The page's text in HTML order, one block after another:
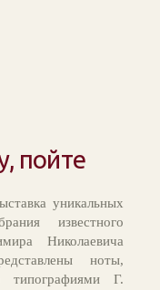
пойте
уникальных
известного
Николаевича
ноты,
типографиями Г.